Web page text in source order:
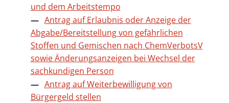
und dem Arbeitstempo
Antrag auf Erlaubnis oder Anzeige der
Abgabe/Bereitstellung von gefährlichen
Stoffen und Gemischen nach ChemVerbotsV
sowie Änderungsanzeigen bei Wechsel der
sachkundigen Person
Antrag auf Weiterbewilligung von
Bürgergeld stellen